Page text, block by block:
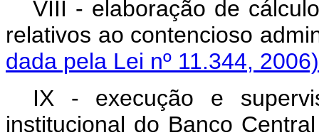
VIII - elaboração de
relativos ao contencioso
dada pela Lei nº 11.344, 2006)
IX - execução e
institucional do Banco